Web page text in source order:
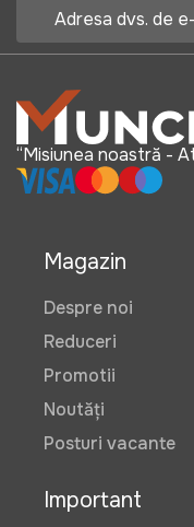
“Misiunea noastră -
Magazin
Despre noi
Reduceri
Promotii
Noutăți
Posturi vacante
Important